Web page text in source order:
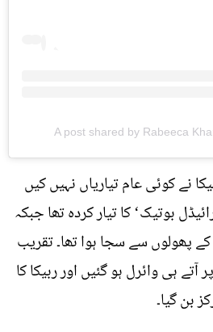
A post shared by Rabeeca
نے کوئی عام تیاریاں نہیں کیں
بوتیک‘ کا تیار کردہ تھا جبکہ
پھولوں سے سجا ہوا تھا۔ تقریب
ہی وائرل ہو گئیں اور ربیکا کا
بن گیا۔